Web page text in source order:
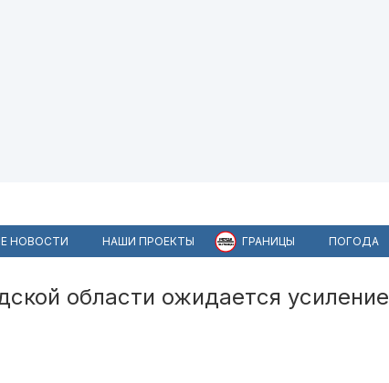
НОВОСТИ НАШИ ПРОЕКТЫ ГРАНИЦЫ ПОГОДА
области ожидается усиление